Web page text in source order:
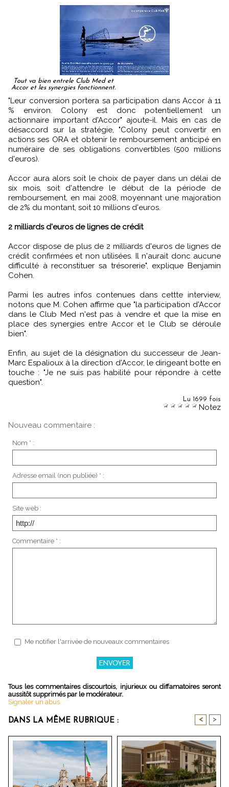
Tout va bien entrele Club Med et
Accor et les synergies fonctionnent.
"Leur conversion portera sa participation dans Accor à 11
% environ. Colony est donc potentiellement un
actionnaire important d'Accor" ajoute-il. Mais en cas de
désaccord sur la stratégie, "Colony peut convertir en
actions ses ORA et obtenir le remboursement anticipé en
numéraire de ses obligations convertibles (500 millions
d'euros).
Accor aura alors soit le choix de payer dans un délai de
six mois, soit d'attendre le début de la période de
remboursement, en mai 2008, moyennant une majoration
de 2% du montant, soit 10 millions d'euros.
2 milliards d'euros de lignes de crédit
Accor dispose de plus de 2 milliards d'euros de lignes de
crédit confirmées et non utilisées. Il n'aurait donc aucune
difficulté à reconstituer sa trésorerie", explique Benjamin
Cohen.
Parmi les autres infos contenues dans cettte interview,
notons que M. Cohen affirme que "la participation d'Accor
dans le Club Med n'est pas à vendre et que la mise en
place des synergies entre Accor et le Club se déroule
bien".
Enfin, au sujet de la désignation du successeur de Jean-
Marc Espalioux à la direction d'Accor, le dirigeant botte en
touche : "Je ne suis pas habilité pour répondre à cette
question".
Lu 1699 fois
Notez
Nouveau commentaire :
Nom * :
Adresse email (non publiée) * :
Site web :
Commentaire * :
Me notifier l'arrivée de nouveaux commentaires
Tous les commentaires discourtois, injurieux ou diffamatoires seront
aussitôt supprimés par le modérateur.
Signaler un abus
DANS LA MÊME RUBRIQUE : < >